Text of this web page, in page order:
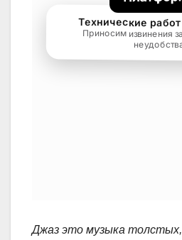
Джаз это музыка толстых,